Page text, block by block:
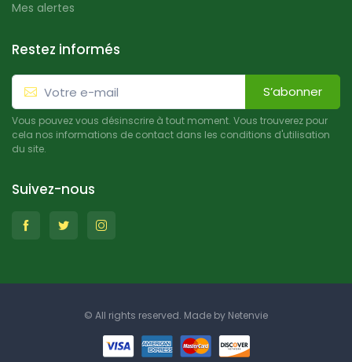
Mes alertes
Restez informés
S’abonner
Vous pouvez vous désinscrire à tout moment. Vous trouverez pour
cela nos informations de contact dans les conditions d'utilisation
du site.
Suivez-nous
© All rights reserved. Made by Netenvie